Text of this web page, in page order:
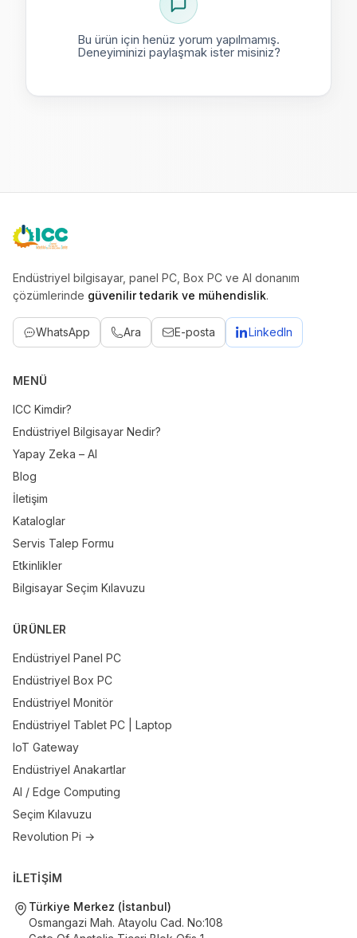
Bu ürün için henüz yorum yapılmamış.
Deneyiminizi paylaşmak ister misiniz?
ICC
Endüstriyel bilgisayar, panel PC, Box PC ve AI donanım
çözümlerinde güvenilir tedarik ve mühendislik.
WhatsApp Ara E-posta LinkedIn
MENÜ
ICC Kimdir?
Endüstriyel Bilgisayar Nedir?
Yapay Zeka – AI
Blog
İletişim
Kataloglar
Servis Talep Formu
Etkinlikler
Bilgisayar Seçim Kılavuzu
ÜRÜNLER
Endüstriyel Panel PC
Endüstriyel Box PC
Endüstriyel Monitör
Endüstriyel Tablet PC | Laptop
IoT Gateway
Endüstriyel Anakartlar
AI / Edge Computing
Seçim Kılavuzu
Revolution Pi →
İLETİŞİM
Türkiye Merkez (İstanbul)
Osmangazi Mah. Atayolu Cad. No:108